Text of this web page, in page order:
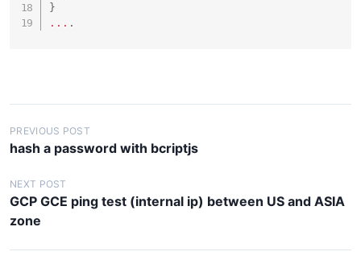
}
... .
投
稿
ナ
ビ
ゲ
ー
PREVIOUS POST
hash a password with bcriptjs
NEXT POST
GCP GCE ping test (internal ip) between US and ASIA
zone